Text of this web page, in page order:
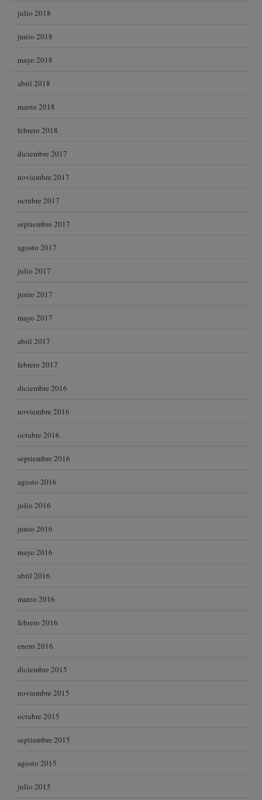
julio 2018
junio 2018
mayo 2018
abril 2018
marzo 2018
febrero 2018
diciembre 2017
noviembre 2017
octubre 2017
septiembre 2017
agosto 2017
julio 2017
junio 2017
mayo 2017
abril 2017
febrero 2017
diciembre 2016
noviembre 2016
octubre 2016
septiembre 2016
agosto 2016
julio 2016
junio 2016
mayo 2016
abril 2016
marzo 2016
febrero 2016
enero 2016
diciembre 2015
noviembre 2015
octubre 2015
septiembre 2015
agosto 2015
julio 2015